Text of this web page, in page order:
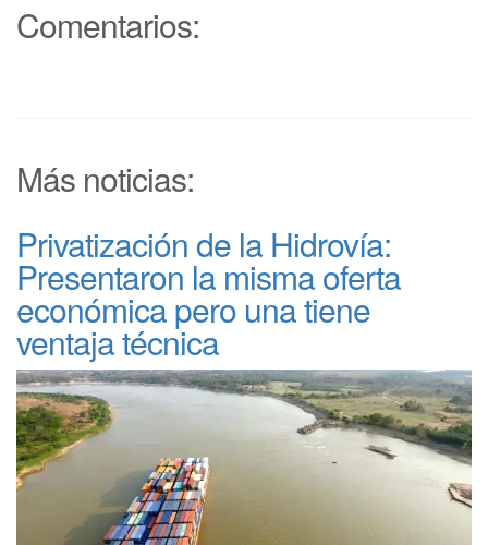
Comentarios:
Más noticias:
Privatización de la Hidrovía:
Presentaron la misma oferta
económica pero una tiene
ventaja técnica